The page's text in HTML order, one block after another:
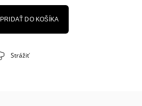
PRIDAŤ DO KOŠÍKA
Strážiť